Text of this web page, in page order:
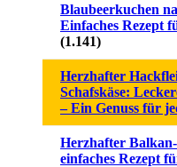
Blaubeerkuchen
Einfaches Rezept
(1.141)
Herzhafter
Schafskäse:
– Ein Genuss für
Herzhafter
einfaches Rezept